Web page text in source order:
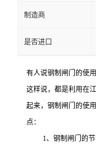
制造商
是否进口
有人说钢制闸门的使
这样说，都是利用在
起来，钢制闸门的使
点：
1、钢制闸门的